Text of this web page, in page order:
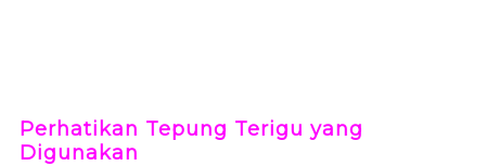
Perhatikan Tepung Terigu yang
Digunakan